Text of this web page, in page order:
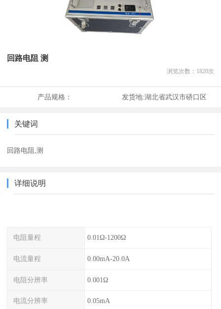
回路电阻 测
浏览次数： 1820次
产品规格： 发货地:湖北省武汉市硚口区
关键词
回路电阻,测
详细说明
电阻量程 0.01Ω-1200Ω
电流量程 0.00mA-20.0A
电阻分辨率 0.001Ω
电流分辨率 0.05mA